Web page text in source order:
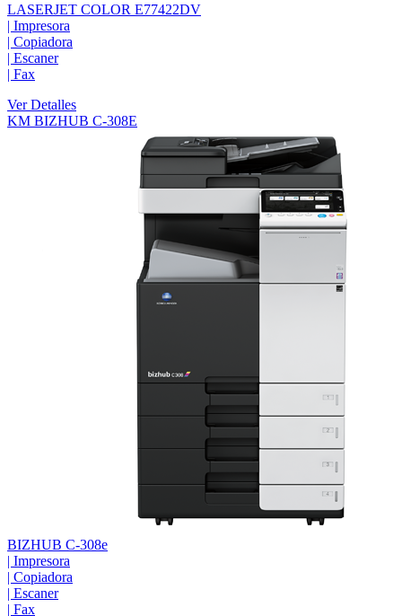
LASERJET COLOR E77422DV
| Impresora
| Copiadora
| Escaner
| Fax
Ver Detalles
KM BIZHUB C-308E
BIZHUB C-308e
| Impresora
| Copiadora
| Escaner
| Fax